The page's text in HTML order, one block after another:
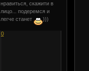
нравиться, скажити в
лицо... подеремся и
легче станет
)))
0